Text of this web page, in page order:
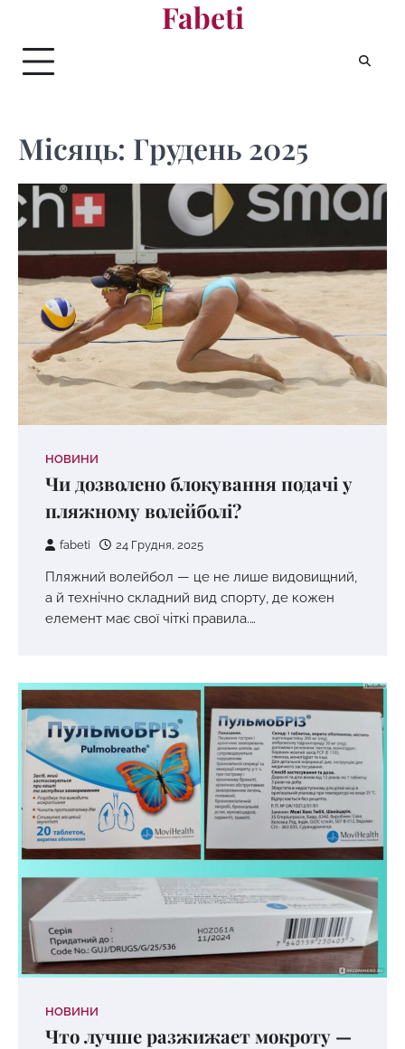
вмісту
Fabeti
Місяць: Грудень 2025
НОВИНИ
Чи дозволено блокування подачі у
пляжному волейболі?
fabeti 24 Грудня, 2025
Пляжний волейбол — це не лише видовищний,
а й технічно складний вид спорту, де кожен
елемент має свої чіткі правила.…
НОВИНИ
Что лучше разжижает мокроту —